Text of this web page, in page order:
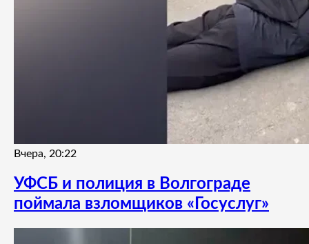
Вчера, 20:22
УФСБ и полиция в Волгограде
поймала взломщиков «Госуслуг»